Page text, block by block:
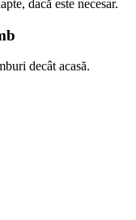
dacă este necesar.
decât acasă.